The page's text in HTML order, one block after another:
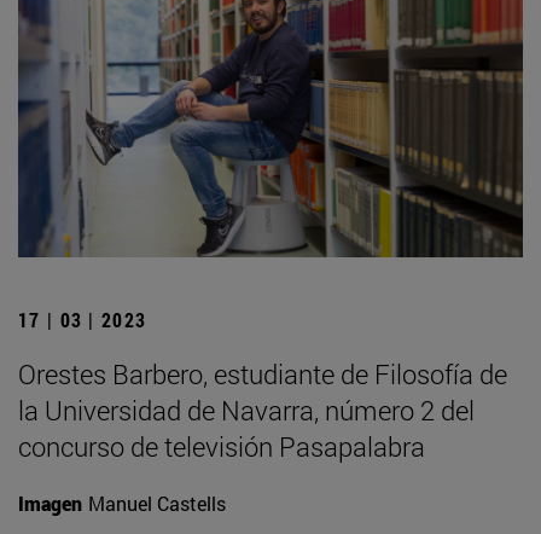
17 | 03 | 2023
Orestes Barbero, estudiante de Filosofía de
la Universidad de Navarra, número 2 del
concurso de televisión Pasapalabra
Imagen Manuel Castells